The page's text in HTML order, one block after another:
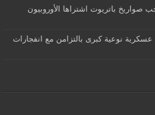
باتريوت اشتراها الأوروبيون
نوعية كبرى بالتزامن مع انفجارات